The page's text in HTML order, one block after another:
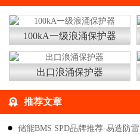
100kA一级浪涌保护器
出口浪涌保护器
推荐文章
储能BMS SPD品牌推荐-易造防雷